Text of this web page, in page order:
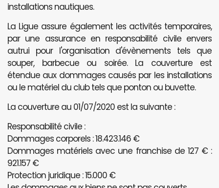
installations nautiques.
La Ligue assure également les activités temporaires,
par une assurance en responsabilité civile envers
autrui pour l'organisation d'évènements tels que
souper, barbecue ou soirée. La couverture est
étendue aux dommages causés par les installations
ou le matériel du club tels que ponton ou buvette.
La couverture au 01/07/2020 est la suivante :
Responsabilité civile :
Dommages corporels : 18.423.146 €
Dommages matériels avec une franchise de 127 € :
921.157 €
Protection juridique : 15.000 €